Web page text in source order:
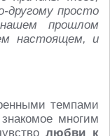
другому просто
прошлом
настоящем, и
темпами
многим
любви к